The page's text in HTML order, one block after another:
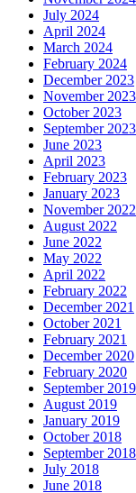
July 2024
April 2024
March 2024
February 2024
December 2023
November 2023
October 2023
September 2023
June 2023
April 2023
February 2023
January 2023
November 2022
August 2022
June 2022
May 2022
April 2022
February 2022
December 2021
October 2021
February 2021
December 2020
February 2020
September 2019
August 2019
January 2019
October 2018
September 2018
July 2018
June 2018